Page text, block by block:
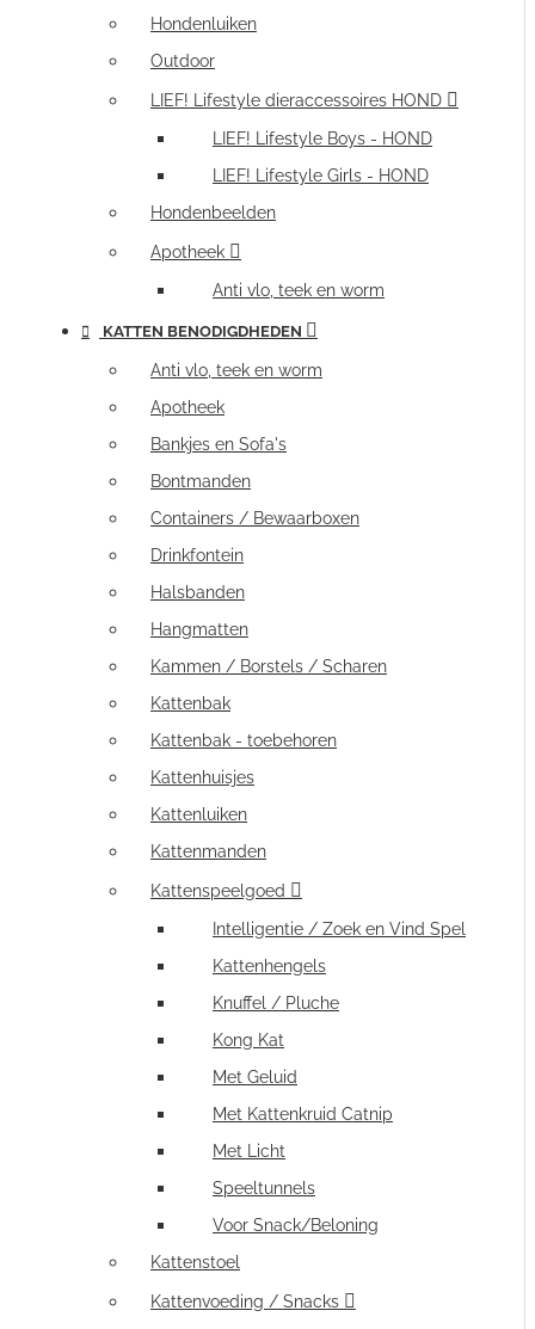
Hondenluiken
Outdoor
LIEF! Lifestyle dieraccessoires HOND
LIEF! Lifestyle Boys - HOND
LIEF! Lifestyle Girls - HOND
Hondenbeelden
Apotheek
Anti vlo, teek en worm
KATTEN BENODIGDHEDEN
Anti vlo, teek en worm
Apotheek
Bankjes en Sofa's
Bontmanden
Containers / Bewaarboxen
Drinkfontein
Halsbanden
Hangmatten
Kammen / Borstels / Scharen
Kattenbak
Kattenbak - toebehoren
Kattenhuisjes
Kattenluiken
Kattenmanden
Kattenspeelgoed
Intelligentie / Zoek en Vind Spel
Kattenhengels
Knuffel / Pluche
Kong Kat
Met Geluid
Met Kattenkruid Catnip
Met Licht
Speeltunnels
Voor Snack/Beloning
Kattenstoel
Kattenvoeding / Snacks